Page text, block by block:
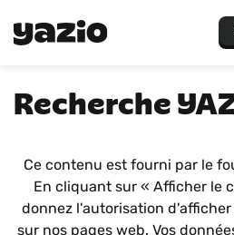
Recherche
Ce contenu est fourni par le
En cliquant sur « Afficher le
donnez l'autorisation
sur nos pages web. Vos